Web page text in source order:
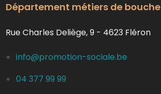
Département métiers de bouche
Rue Charles Deliège, 9 - 4623 Fléron
info@promotion-sociale.be
04 377 99 99